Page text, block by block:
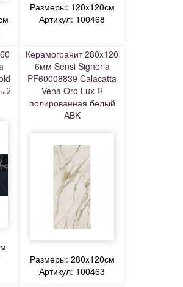
Размеры: 120x120см
Артикул: 100468
Керамогранит 280x120
6мм Sensi Signoria
PF60008839 Calacatta
Vena Oro Lux R
полированная белый
ABK
Размеры: 280x120см
Артикул: 100463